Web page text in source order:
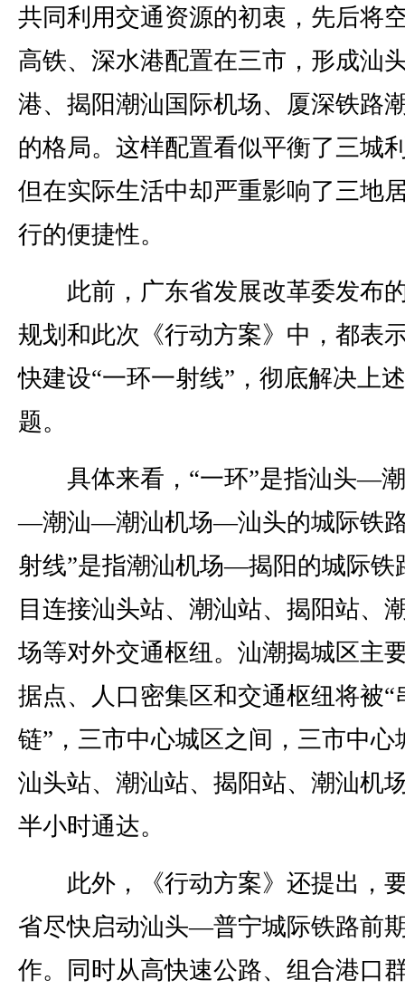
共同利用交通资源的初衷，先后将
高铁、深水港配置在三市，形成汕
港、揭阳潮汕国际机场、厦深铁路
的格局。这样配置看似平衡了三城
但在实际生活中却严重影响了三地
行的便捷性。
此前，广东省发展改革委发布
规划和此次《行动方案》中，都表
快建设“一环一射线”，彻底解决上
题。
具体来看，“一环”是指汕头—
—潮汕—潮汕机场—汕头的城际铁
射线”是指潮汕机场—揭阳的城际铁
目连接汕头站、潮汕站、揭阳站、
场等对外交通枢纽。汕潮揭城区主
据点、人口密集区和交通枢纽将被“
链”，三市中心城区之间，三市中心
汕头站、潮汕站、揭阳站、潮汕机
半小时通达。
此外，《行动方案》还提出，
省尽快启动汕头—普宁城际铁路前
作。同时从高快速公路、组合港口